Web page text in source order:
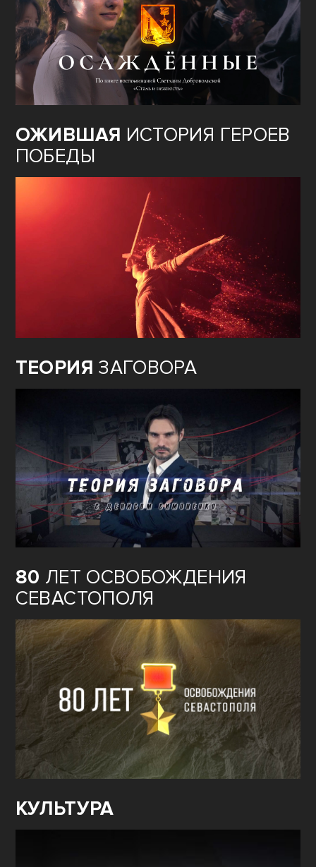
ОЖИВШАЯ ИСТОРИЯ ГЕРОЕВ
ПОБЕДЫ
ТЕОРИЯ ЗАГОВОРА
80 ЛЕТ ОСВОБОЖДЕНИЯ
СЕВАСТОПОЛЯ
КУЛЬТУРА